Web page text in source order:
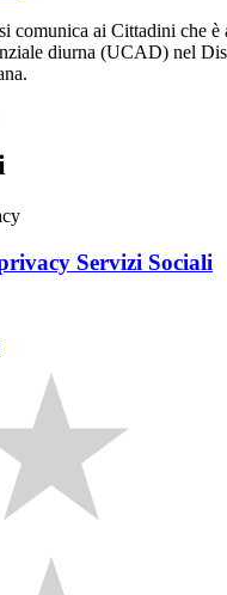
comunica ai Cittadini che
diurna (UCAD) nel
Servizi Sociali